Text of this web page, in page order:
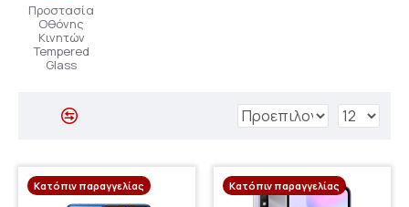
Προστασία
Οθόνης
Κινητών
Tempered
Glass
Κατόπιν παραγγελίας Κατόπιν παραγγελίας